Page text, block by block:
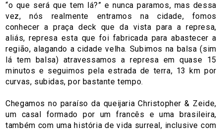
“o que será que tem lá?” e nunca paramos, mas dessa
vez, nós realmente entramos na cidade, fomos
conhecer a praça deck que da vista para a represa,
aliás, represa esta que foi fabricada para abastecer a
região, alagando a cidade velha. Subimos na balsa (sim
lá tem balsa) atravessamos a represa em quase 15
minutos e seguimos pela estrada de terra, 13 km por
curvas, subidas, por bastante tempo.
Chegamos no paraíso da queijaria Christopher & Zeide,
um casal formado por um francês e uma brasileira,
também com uma história de vida surreal, inclusive com